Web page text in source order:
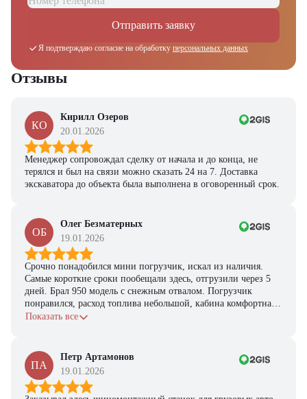
Отправить заявку
Я подтверждаю согласие на обработку персональных данных
Отзывы
КО
Кирилл Озеров
20.01.2026
Менеджер сопровождал сделку от начала и до конца, не
терялся и был на связи можно сказать 24 на 7. Доставка
экскаватора до объекта была выполнена в оговоренный срок.
ОБ
Олег Безматерных
19.01.2026
Срочно понадобился мини погрузчик, искал из наличия.
Самые короткие сроки пообещали здесь, отгрузили через 5
дней. Брал 950 модель с снежным отвалом. Погрузчик
понравился, расход топлива небольшой, кабина комфортная,
с задачами справляется.
Показать все
ПА
Петр Артамонов
19.01.2026